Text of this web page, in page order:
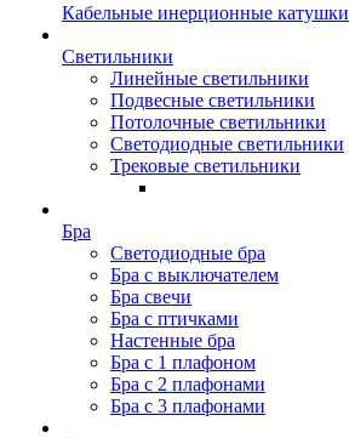
Кабельные инерционные катушки
Светильники
Линейные светильники
Подвесные светильники
Потолочные светильники
Светодиодные светильники
Трековые светильники
Бра
Светодиодные бра
Бра с выключателем
Бра свечи
Бра с птичками
Настенные бра
Бра с 1 плафоном
Бра с 2 плафонами
Бра с 3 плафонами